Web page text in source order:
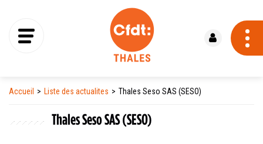
Accueil Liste des actualites Thales Seso SAS (SESO)
Thales Seso SAS (SESO)